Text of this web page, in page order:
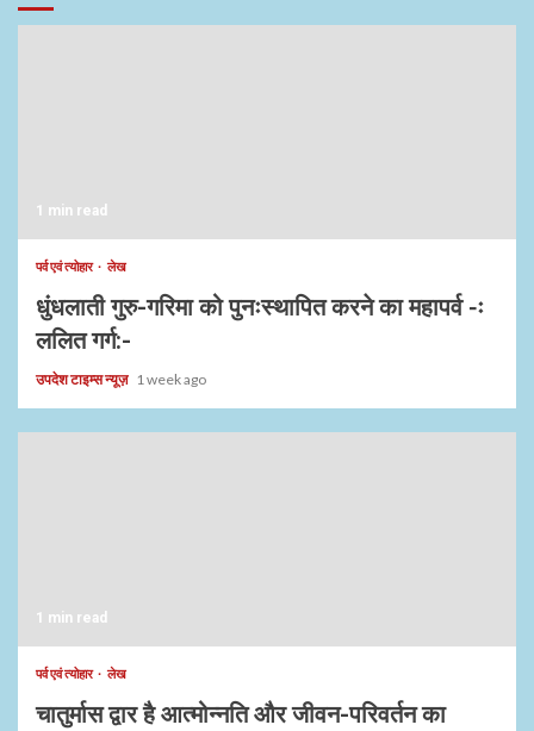
1 min read
पर्व एवं त्योहार लेख
धुंधलाती गुरु-गरिमा को पुनःस्थापित करने का महापर्व -ः
ललित गर्ग:-
उपदेश टाइम्स न्यूज़ 1 week ago
1 min read
पर्व एवं त्योहार लेख
चातुर्मास द्वार है आत्मोन्नति और जीवन-परिवर्तन का